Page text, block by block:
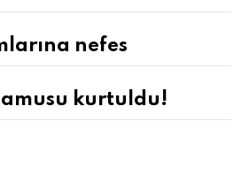
nefes
kurtuldu!